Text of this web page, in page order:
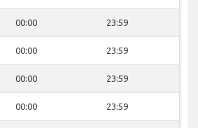
00:00 23:59
00:00 23:59
00:00 23:59
00:00 23:59